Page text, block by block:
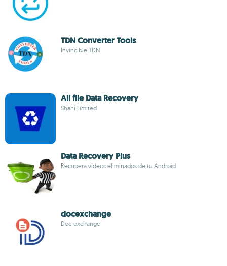
TDN Converter Tools
Invincible TDN
All file Data Recovery
Shahi Limited
Data Recovery Plus
Recupera vídeos eliminados de tu Android
docexchange
Doc-exchange